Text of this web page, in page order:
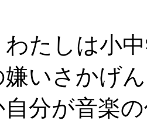
わたしは小
嫌いさかげ
分が音楽